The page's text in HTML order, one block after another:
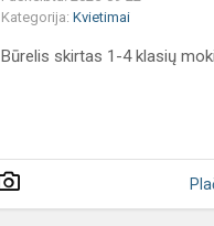
Kategorija:Kvietimai
Būrelis skirtas 1-4 klasių